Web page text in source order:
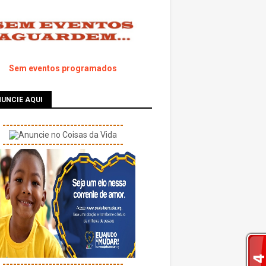
Sem eventos programados
AQUI
----------------------------------
----------------------------------
----------------------------------